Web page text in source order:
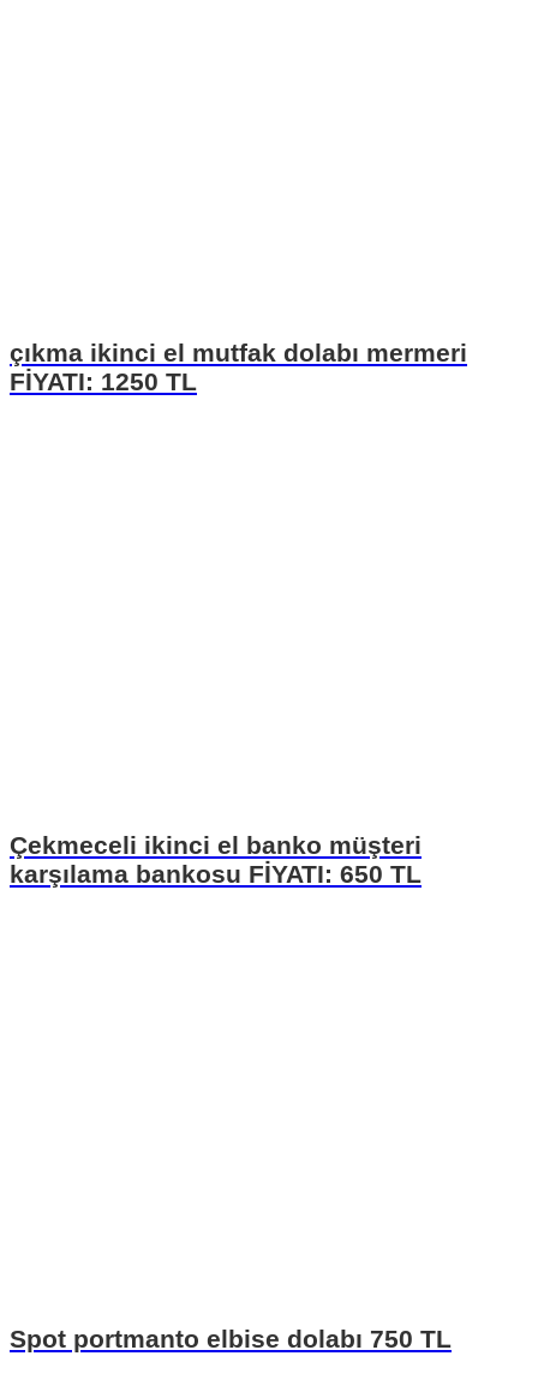
çıkma ikinci el mutfak dolabı mermeri
FİYATI: 1250 TL
Çekmeceli ikinci el banko müşteri
karşılama bankosu FİYATI: 650 TL
Spot portmanto elbise dolabı 750 TL